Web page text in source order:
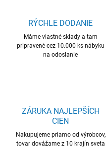
RÝCHLE DODANIE
Máme vlastné sklady a tam
pripravené cez 10.000 ks nábyku
na odoslanie
ZÁRUKA NAJLEPŠÍCH
CIEN
Nakupujeme priamo od výrobcov,
tovar dovážame z 10 krajín sveta